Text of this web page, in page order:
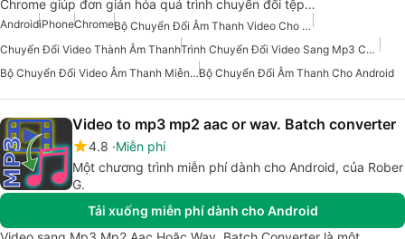
Chrome giúp đơn giản hóa quá trình chuyển đổi tệp…
AndroidiPhoneChrome
Bộ Chuyển Đổi Âm Thanh Video Cho Android
Chuyển Đổi Video Thành Âm Thanh
Trình Chuyển Đổi Video Sang Mp3 Cho Android
Bộ Chuyển Đổi Video Âm Thanh Miễn Phí Cho AndroidBộ Chuyển Đổi Âm Thanh Cho Android
Video to mp3 mp2 aac or wav. Batch converter
4.8 Miễn phí
Một chương trình miễn phí dành cho Android, của Rober
G.
Tải xuống miễn phí dành cho Android